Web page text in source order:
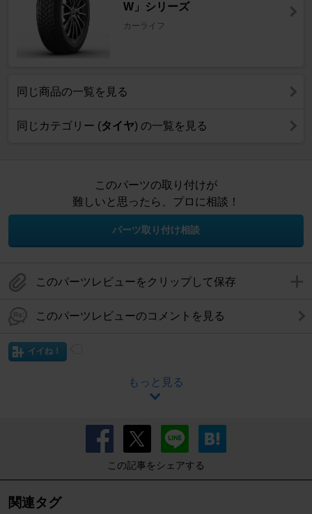
W」シリーズ
カーライフ
同じ商品の一覧を見る
同じカテゴリー (タイヤ) の一覧を見る
このパーツの取り付けが
難しいと思ったら、プロに相談！
パーツ取り付け相談
このパーツレビューをクリップして保存
このパーツレビューのコメントを見る
イイね！
もっと見る
この記事をシェアする
関連タグ